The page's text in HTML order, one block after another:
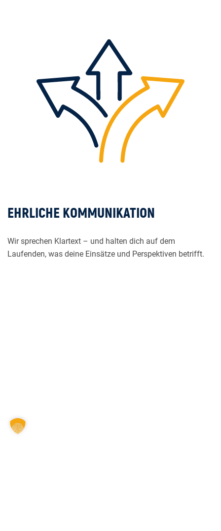
EHRLICHE KOMMUNIKATION
Wir sprechen Klartext – und halten dich auf dem
Laufenden, was deine Einsätze und Perspektiven betrifft.